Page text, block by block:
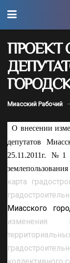
ПРОЕКТ
Миасский Рабочий
О внесении
депутатов
25.11.2011г.
карта
Миасского